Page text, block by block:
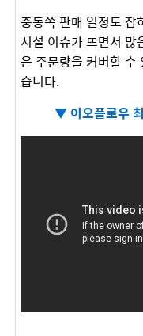
중동쪽 판매 일정도 잡
시설 이슈가 뜨면서
은 주문량을 커버할 수
습니다.
▼이오플로우